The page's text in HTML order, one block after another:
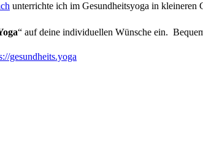
unterrichte ich im Gesundheitsyoga in kleineren
“ auf deine individuellen Wünsche ein.
gesundheits.yoga